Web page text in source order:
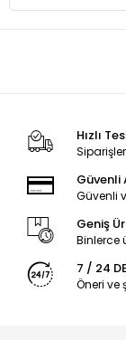
Hızlı
Güvenli
Güvenli
Geniş
Binlerce
7 / 24
Öneri ve